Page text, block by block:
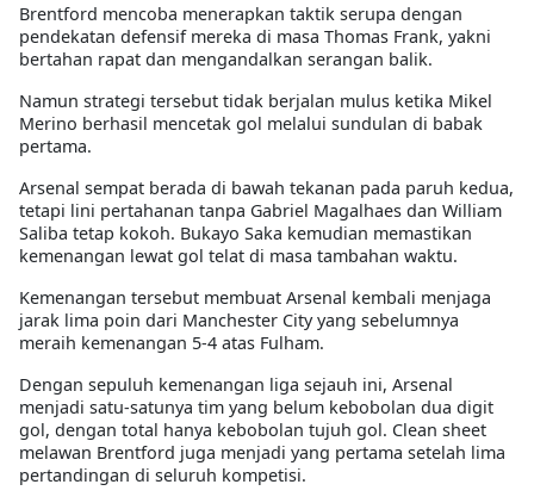
Brentford mencoba menerapkan taktik serupa dengan
pendekatan defensif mereka di masa Thomas Frank, yakni
bertahan rapat dan mengandalkan serangan balik.
Namun strategi tersebut tidak berjalan mulus ketika Mikel
Merino berhasil mencetak gol melalui sundulan di babak
pertama.
Arsenal sempat berada di bawah tekanan pada paruh kedua,
tetapi lini pertahanan tanpa Gabriel Magalhaes dan William
Saliba tetap kokoh. Bukayo Saka kemudian memastikan
kemenangan lewat gol telat di masa tambahan waktu.
Kemenangan tersebut membuat Arsenal kembali menjaga
jarak lima poin dari Manchester City yang sebelumnya
meraih kemenangan 5-4 atas Fulham.
Dengan sepuluh kemenangan liga sejauh ini, Arsenal
menjadi satu-satunya tim yang belum kebobolan dua digit
gol, dengan total hanya kebobolan tujuh gol. Clean sheet
melawan Brentford juga menjadi yang pertama setelah lima
pertandingan di seluruh kompetisi.